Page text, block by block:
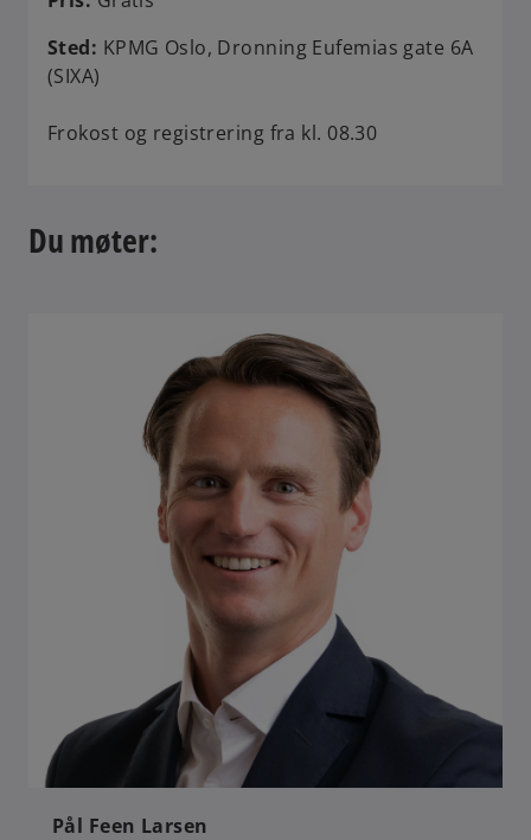
Sted: KPMG Oslo, Dronning Eufemias gate 6A
(SIXA)
Frokost og registrering fra kl. 08.30
Du møter:
Pål Feen Larsen